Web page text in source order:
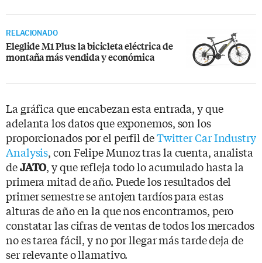
RELACIONADO
Eleglide M1 Plus: la bicicleta eléctrica de
montaña más vendida y económica
La gráfica que encabezan esta entrada, y que
adelanta los datos que exponemos, son los
proporcionados por el perfil deTwitter Car Industry
Analysis, con Felipe Munoz tras la cuenta, analista
deJATO, y que refleja todo lo acumulado hasta la
primera mitad de año. Puede los resultados del
primer semestre se antojen tardíos para estas
alturas de año en la que nos encontramos, pero
constatar las cifras de ventas de todos los mercados
no es tarea fácil, y no por llegar más tarde deja de
ser relevante o llamativo.